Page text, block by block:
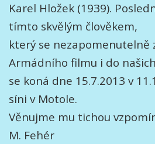
Karel Hložek (1939).
tímto skvělým člověkem,
který se nezapomenutelně
Armádního filmu i do
se koná dne 15.7.2013 v
síni v Motole.
Věnujme mu tichou
M. Fehér